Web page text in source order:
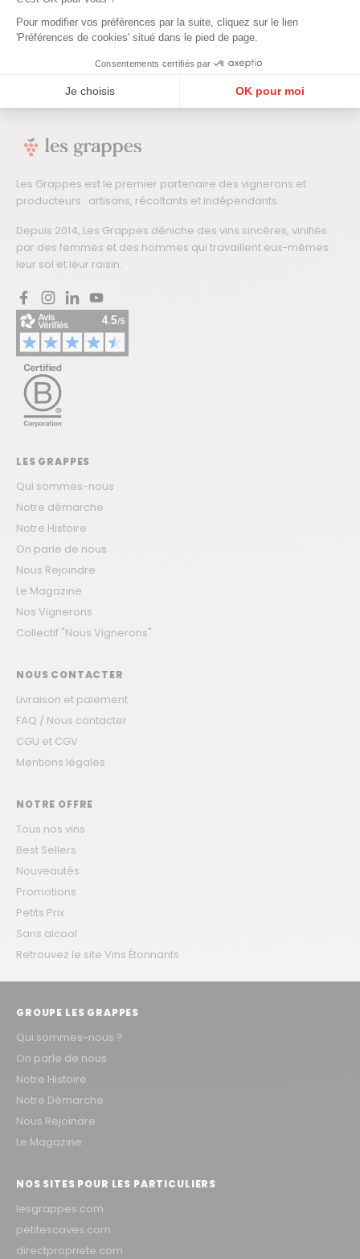
Pour modifier vos préférences par la suite, cliquez sur le lien
'Préférences de cookies' situé dans le pied de page.
Consentements certifiés par
Je choisis OK pour moi
Notre plateforme vous permet d'adapter et de gérer vos paramètres de confidentialité, en
JE M'INSCRIS →
Les Grappes est le premier partenaire des vignerons et
producteurs : artisans, récoltants et indépendants.
Depuis 2014, Les Grappes déniche des vins sincères, vinifiés
par des femmes et des hommes qui travaillent eux-mêmes
leur sol et leur raisin.
FacebookInstagram
LinkedInYouTube
LES GRAPPES
Qui sommes-nous
Notre démarche
Notre Histoire
On parle de nous
Nous Rejoindre
Le Magazine
Nos Vignerons
Collectif "Nous Vignerons"
NOUS CONTACTER
Livraison et paiement
FAQ / Nous contacter
CGU et CGV
Mentions légales
NOTRE OFFRE
Tous nos vins
Best Sellers
Nouveautés
Promotions
Petits Prix
Sans alcool
Retrouvez le site Vins Étonnants
GROUPE LES GRAPPES
Qui sommes-nous ?
On parle de nous
Notre Histoire
Notre Démarche
Nous Rejoindre
Le Magazine
NOS SITES POUR LES PARTICULIERS
lesgrappes.com
petitescaves.com
directpropriete.com